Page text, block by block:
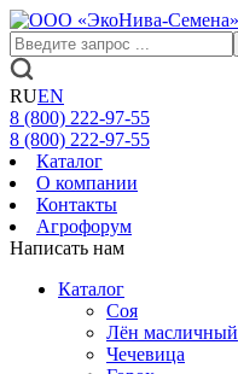
RUEN
8 (800) 222-97-55
8 (800) 222-97-55
Каталог
О компании
Контакты
Агрофорум
Написать нам
Каталог
Соя
Лён масличный
Чечевица